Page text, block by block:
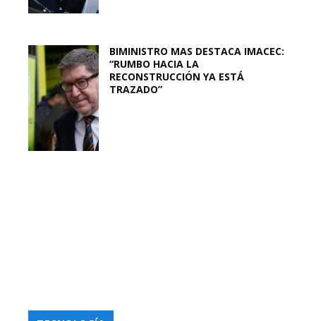
BIMINISTRO MAS DESTACA IMACEC:
“RUMBO HACIA LA
RECONSTRUCCIÓN YA ESTÁ
TRAZADO”